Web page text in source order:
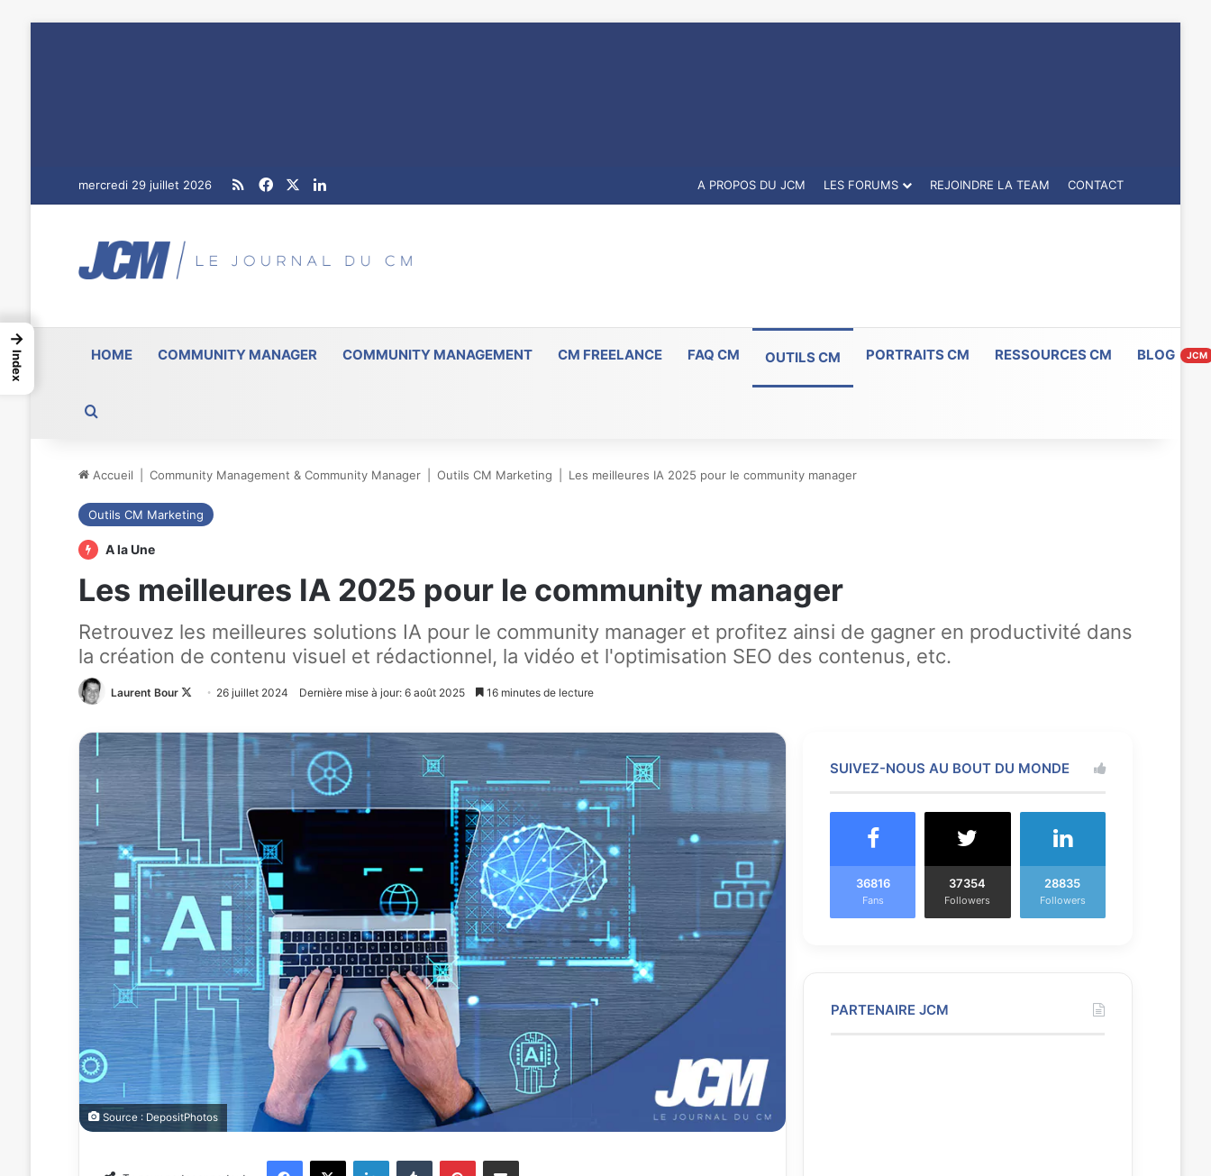
mercredi 29 juillet 2026 RSSFacebookLinkedin A PROPOS DU JCM LES FORUMS REJOINDRE LA TEAM CONTACT
HOME COMMUNITY MANAGER COMMUNITY MANAGEMENT CM FREELANCE FAQ CM OUTILS CM PORTRAITS CM RESSOURCES CM BLOG JCM
Accueil Community Management & Community Manager Outils CM Marketing Les meilleures IA 2025 pour le community manager
Outils CM Marketing
A la Une
Les meilleures IA 2025 pour le community manager
Retrouvez les meilleures solutions IA pour le community manager et profitez ainsi de gagner en productivité dans
la création de contenu visuel et rédactionnel, la vidéo et l'optimisation SEO des contenus, etc.
Laurent Bour
Follow
X
26 juillet 2024 Dernière mise à jour: 6 août 2025 16 minutes de lecture
Source : DepositPhotos
Facebook X Linkedin Tumblr Pinterest Partager par email
SUIVEZ-NOUS AU BOUT DU MONDE
36816
Fans
37354
Followers
28835
Followers
PARTENAIRE JCM
→
Index